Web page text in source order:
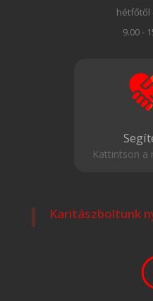
hétfőtől
9.00 -
Kattintson a
Karitászboltunk